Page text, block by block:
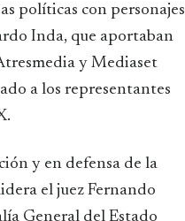
políticas con personajes
Inda, que aportaban
y Mediaset
a los representantes
y en defensa de la
el juez Fernando
General del Estado